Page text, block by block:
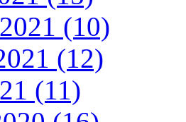
(10)
(12)
(11)